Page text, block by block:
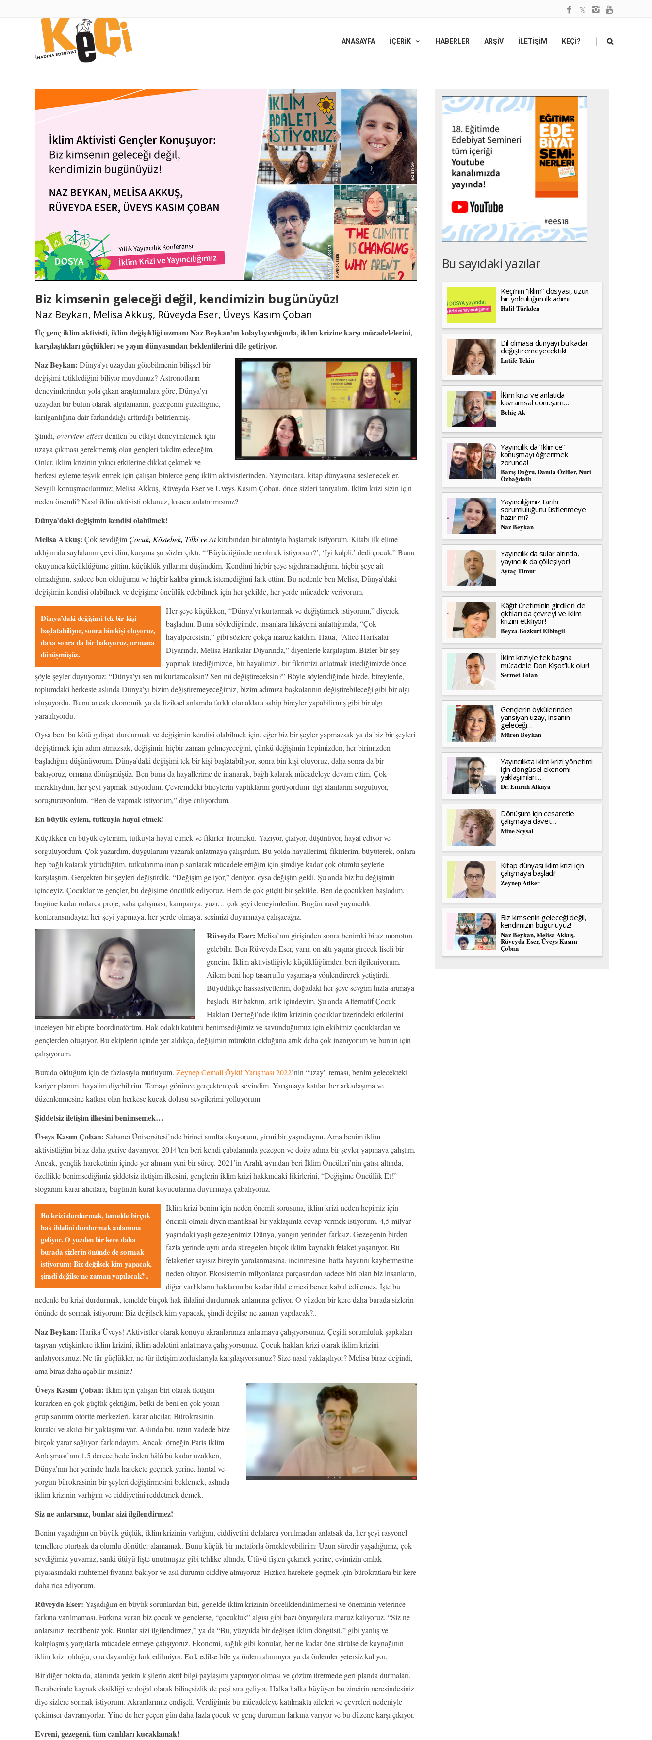
ANASAYFA İÇERİK HABERLER ARŞİV İLETİŞİM KEÇİ? |
Biz kimsenin geleceği değil, kendimizin bugünüyüz!
Naz Beykan, Melisa Akkuş, Rüveyda Eser, Üveys Kasım Çoban
Üç genç iklim aktivisti, iklim değişikliği uzmanı Naz Beykan’ın kolaylayıcılığında, iklim krizine karşı mücadelelerini,
karşılaştıkları güçlükleri ve yayın dünyasından beklentilerini dile getiriyor.
Naz Beykan: Dünya’yı uzaydan görebilmenin bilişsel bir
değişimi tetiklediğini biliyor muydunuz? Astronotların
deneyimlerinden yola çıkan araştırmalara göre, Dünya’yı
uzaydan bir bütün olarak algılamanın, gezegenin güzelliğine,
kırılganlığına dair farkındalığı arttırdığı belirlenmiş.
Şimdi, overview effectdenilen bu etkiyi deneyimlemek için
uzaya çıkması gerekmemiş olan gençleri takdim edeceğim.
Onlar, iklim krizinin yıkıcı etkilerine dikkat çekmek ve
herkesi eyleme teşvik etmek için çalışan binlerce genç iklim aktivistlerinden. Yayıncılara, kitap dünyasına seslenecekler.
Sevgili konuşmacılarımız; Melisa Akkuş, Rüveyda Eser ve Üveys Kasım Çoban, önce sizleri tanıyalım. İklim krizi sizin için
neden önemli? Nasıl iklim aktivisti oldunuz, kısaca anlatır mısınız?
Dünya’daki değişimin kendisi olabilmek!
Melisa Akkuş: Çok sevdiğim Çocuk, Köstebek, Tilki ve Atkitabından bir alıntıyla başlamak istiyorum. Kitabı ilk elime
aldığımda sayfalarını çevirdim; karşıma şu sözler çıktı: “‘Büyüdüğünde ne olmak istiyorsun?’, ‘İyi kalpli,’ dedi çocuk.” Bunu
okuyunca küçüklüğüme gittim, küçüklük yıllarımı düşündüm. Kendimi hiçbir şeye sığdıramadığımı, hiçbir şeye ait
olmadığımı, sadece ben olduğumu ve hiçbir kalıba girmek istemediğimi fark ettim. Bu nedenle ben Melisa, Dünya’daki
değişimin kendisi olabilmek ve değişime öncülük edebilmek için her şekilde, her yerde mücadele veriyorum.
Dünya’daki değişimi tek bir kişi
başlatabiliyor, sonra bin kişi oluyoruz,
daha sonra da bir bakıyoruz, ormana
dönüşmüşüz.
Her şeye küçükken, “Dünya’yı kurtarmak ve değiştirmek istiyorum,” diyerek
başladım. Bunu söylediğimde, insanlara hikâyemi anlattığımda, “Çok
hayalperestsin,” gibi sözlere çokça maruz kaldım. Hatta, “Alice Harikalar
Diyarında, Melisa Harikalar Diyarında,” diyenlerle karşılaştım. Bizler bir şey
yapmak istediğimizde, bir hayalimizi, bir fikrimizi anlatmak istediğimizde önce
şöyle şeyler duyuyoruz: “Dünya’yı sen mi kurtaracaksın? Sen mi değiştireceksin?” Böyle söylendiğinde bizde, bireylerde,
toplumdaki herkeste aslında Dünya’yı bizim değiştiremeyeceğimiz, bizim adımıza başkalarının değiştirebileceği gibi bir algı
oluşuyordu. Bunu ancak ekonomik ya da fiziksel anlamda farklı olanaklara sahip bireyler yapabilirmiş gibi bir algı
yaratılıyordu.
Oysa ben, bu kötü gidişatı durdurmak ve değişimin kendisi olabilmek için, eğer biz bir şeyler yapmazsak ya da biz bir şeyleri
değiştirmek için adım atmazsak, değişimin hiçbir zaman gelmeyeceğini, çünkü değişimin hepimizden, her birimizden
başladığını düşünüyorum. Dünya’daki değişimi tek bir kişi başlatabiliyor, sonra bin kişi oluyoruz, daha sonra da bir
bakıyoruz, ormana dönüşmüşüz. Ben buna da hayallerime de inanarak, bağlı kalarak mücadeleye devam ettim. Çok
meraklıydım, her şeyi yapmak istiyordum. Çevremdeki bireylerin yaptıklarını görüyordum, ilgi alanlarını sorguluyor,
soruşturuyordum. “Ben de yapmak istiyorum,” diye atılıyordum.
En büyük eylem, tutkuyla hayal etmek!
Küçükken en büyük eylemim, tutkuyla hayal etmek ve fikirler üretmekti. Yazıyor, çiziyor, düşünüyor, hayal ediyor ve
sorguluyordum. Çok yazardım, duygularımı yazarak anlatmaya çalışırdım. Bu yolda hayallerimi, fikirlerimi büyüterek, onlara
hep bağlı kalarak yürüdüğüm, tutkularıma inanıp sarılarak mücadele ettiğim için şimdiye kadar çok olumlu şeylerle
karşılaştım. Gerçekten bir şeyleri değiştirdik. “Değişim geliyor,” deniyor, oysa değişim geldi. Şu anda biz bu değişimin
içindeyiz. Çocuklar ve gençler, bu değişime öncülük ediyoruz. Hem de çok güçlü bir şekilde. Ben de çocukken başladım,
bugüne kadar onlarca proje, saha çalışması, kampanya, yazı… çok şeyi deneyimledim. Bugün nasıl yayıncılık
konferansındayız; her şeyi yapmaya, her yerde olmaya, sesimizi duyurmaya çalışacağız.
Rüveyda Eser: Melisa’nın girişinden sonra benimki biraz monoton
gelebilir. Ben Rüveyda Eser, yarın on altı yaşına girecek liseli bir
gencim. İklim aktivistliğiyle küçüklüğümden beri ilgileniyorum.
Ailem beni hep tasarruflu yaşamaya yönlendirerek yetiştirdi.
Büyüdükçe hassasiyetlerim, doğadaki her şeye sevgim hızla artmaya
başladı. Bir baktım, artık içindeyim. Şu anda Alternatif Çocuk
Hakları Derneği’nde iklim krizinin çocuklar üzerindeki etkilerini
inceleyen bir ekipte koordinatörüm. Hak odaklı katılımı benimsediğimiz ve savunduğumuz için ekibimiz çocuklardan ve
gençlerden oluşuyor. Bu ekiplerin içinde yer aldıkça, değişimin mümkün olduğuna artık daha çok inanıyorum ve bunun için
çalışıyorum.
Burada olduğum için de fazlasıyla mutluyum. Zeynep Cemali Öykü Yarışması 2022’nin “uzay” teması, benim gelecekteki
kariyer planım, hayalim diyebilirim. Temayı görünce gerçekten çok sevindim. Yarışmaya katılan her arkadaşıma ve
düzenlenmesine katkısı olan herkese kucak dolusu sevgilerimi yolluyorum.
Şiddetsiz iletişim ilkesini benimsemek…
Üveys Kasım Çoban: Sabancı Üniversitesi’nde birinci sınıfta okuyorum, yirmi bir yaşındayım. Ama benim iklim
aktivistliğim biraz daha geriye dayanıyor. 2014’ten beri kendi çabalarımla gezegen ve doğa adına bir şeyler yapmaya çalıştım.
Ancak, gençlik hareketinin içinde yer almam yeni bir süreç. 2021’in Aralık ayından beri İklim Öncüleri’nin çatısı altında,
özellikle benimsediğimiz şiddetsiz iletişim ilkesini, gençlerin iklim krizi hakkındaki fikirlerini, “Değişime Öncülük Et!”
sloganını karar alıcılara, bugünün kural koyucularına duyurmaya çabalıyoruz.
Bu krizi durdurmak, temelde birçok
hak ihlalini durdurmak anlamına
geliyor. O yüzden bir kere daha
burada sizlerin önünde de sormak
istiyorum: Biz değilsek kim yapacak,
şimdi değilse ne zaman yapılacak?..
İklim krizi benim için neden önemli sorusuna, iklim krizi neden hepimiz için
önemli olmalı diyen mantıksal bir yaklaşımla cevap vermek istiyorum. 4,5 milyar
yaşındaki yaşlı gezegenimiz Dünya, yangın yerinden farksız. Gezegenin birden
fazla yerinde aynı anda süregelen birçok iklim kaynaklı felaket yaşanıyor. Bu
felaketler sayısız bireyin yaralanmasına, incinmesine, hatta hayatını kaybetmesine
neden oluyor. Ekosistemin milyonlarca parçasından sadece biri olan biz insanların,
diğer varlıkların haklarını bu kadar ihlal etmesi bence kabul edilemez. İşte bu
nedenle bu krizi durdurmak, temelde birçok hak ihlalini durdurmak anlamına geliyor. O yüzden bir kere daha burada sizlerin
önünde de sormak istiyorum: Biz değilsek kim yapacak, şimdi değilse ne zaman yapılacak?..
Naz Beykan: Harika Üveys! Aktivistler olarak konuyu akranlarınıza anlatmaya çalışıyorsunuz. Çeşitli sorumluluk şapkaları
taşıyan yetişkinlere iklim krizini, iklim adaletini anlatmaya çalışıyorsunuz. Çocuk hakları krizi olarak iklim krizini
anlatıyorsunuz. Ne tür güçlükler, ne tür iletişim zorluklarıyla karşılaşıyorsunuz? Size nasıl yaklaşılıyor? Melisa biraz değindi,
ama biraz daha açabilir misiniz?
Üveys Kasım Çoban: İklim için çalışan biri olarak iletişim
kurarken en çok güçlük çektiğim, belki de beni en çok yoran
grup sanırım otorite merkezleri, karar alıcılar. Bürokrasinin
kuralcı ve akılcı bir yaklaşımı var. Aslında bu, uzun vadede bize
birçok yarar sağlıyor, farkındayım. Ancak, örneğin Paris İklim
Anlaşması’nın 1,5 derece hedefinden hâlâ bu kadar uzakken,
Dünya’nın her yerinde hızla harekete geçmek yerine, hantal ve
yorgun bürokrasinin bir şeyleri değiştirmesini beklemek, aslında
iklim krizinin varlığını ve ciddiyetini reddetmek demek.
Siz ne anlarsınız, bunlar sizi ilgilendirmez!
Benim yaşadığım en büyük güçlük, iklim krizinin varlığını, ciddiyetini defalarca yorulmadan anlatsak da, her şeyi rasyonel
temellere oturtsak da olumlu dönütler alamamak. Bunu küçük bir metaforla örnekleyebilirim: Uzun süredir yaşadığımız, çok
sevdiğimiz yuvamız, sanki ütüyü fişte unutmuşuz gibi tehlike altında. Ütüyü fişten çekmek yerine, evimizin emlak
piyasasındaki muhtemel fiyatına bakıyor ve asıl durumu ciddiye almıyoruz. Hızlıca harekete geçmek için bürokratlara bir kere
daha rica ediyorum.
Rüveyda Eser: Yaşadığım en büyük sorunlardan biri, genelde iklim krizinin önceliklendirilmemesi ve öneminin yeterince
farkına varılmaması. Farkına varan biz çocuk ve gençlerse, “çocukluk” algısı gibi bazı önyargılara maruz kalıyoruz. “Siz ne
anlarsınız, tecrübeniz yok. Bunlar sizi ilgilendirmez,” ya da “Bu, yüzyılda bir değişen iklim döngüsü,” gibi yanlış ve
kalıplaşmış yargılarla mücadele etmeye çalışıyoruz. Ekonomi, sağlık gibi konular, her ne kadar öne sürülse de kaynağının
iklim krizi olduğu, ona dayandığı fark edilmiyor. Fark edilse bile ya önlem alınmıyor ya da önlemler yetersiz kalıyor.
Bir diğer nokta da, alanında yetkin kişilerin aktif bilgi paylaşımı yapmıyor olması ve çözüm üretmede geri planda durmaları.
Beraberinde kaynak eksikliği ve doğal olarak bilinçsizlik de peşi sıra geliyor. Halka halka büyüyen bu zincirin neresindesiniz
diye sizlere sormak istiyorum. Akranlarımız endişeli. Verdiğimiz bu mücadeleye katılmakta aileleri ve çevreleri nedeniyle
çekimser davranıyorlar. Yine de her geçen gün daha fazla çocuk ve genç durumun farkına varıyor ve bu düzene karşı çıkıyor.
Evreni, gezegeni, tüm canlıları kucaklamak!
Bu sayıdaki yazılar
Keçi’nin “iklim” dosyası, uzun
bir yolculuğun ilk adımı!
Halil Türkden
Dil olmasa dünyayı bu kadar
değiştiremeyecektik!
Latife Tekin
İklim krizi ve anlatıda
kavramsal dönüşüm…
Behiç Ak
Yayıncılık da “iklimce”
konuşmayı öğrenmek
zorunda!
Barış Doğru, Damla Özlüer, Nuri
Özbağdatlı
Yayıncılığımız tarihi
sorumluluğunu üstlenmeye
hazır mı?
Naz Beykan
Yayıncılık da sular altında,
yayıncılık da çölleşiyor!
Aytaç Timur
Kâğıt üretiminin girdileri de
çıktıları da çevreyi ve iklim
krizini etkiliyor!
Beyza Bozkurt Elbingil
İklim kriziyle tek başına
mücadele Don Kişot’luk olur!
Sermet Tolan
Gençlerin öykülerinden
yansıyan uzay, insanın
geleceği…
Müren Beykan
Yayıncılıkta iklim krizi yönetimi
için döngüsel ekonomi
yaklaşımları…
Dr. Emrah Alkaya
Dönüşüm için cesaretle
çalışmaya davet…
Mine Soysal
Kitap dünyası iklim krizi için
çalışmaya başladı!
Zeynep Atiker
Biz kimsenin geleceği değil,
kendimizin bugünüyüz!
Naz Beykan, Melisa Akkuş,
Rüveyda Eser, Üveys Kasım
Çoban